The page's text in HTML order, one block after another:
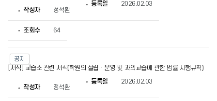
등
조
정
인
작성자 정석환
등록일 2026.02.03
조회수 64
공지
[서식] 교습소 관련 서식(학원의 설립ㆍ운영 및 과외교습에 관한 법률 시행규칙)
작성자 정석환
등록일 2026.02.03